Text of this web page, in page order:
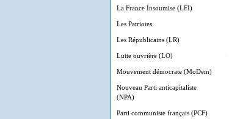
La France Insoumise (LFI)
Les Patriotes
Les Républicains (LR)
Lutte ouvrière (LO)
Mouvement démocrate (MoDem)
Nouveau Parti anticapitaliste
(NPA)
Parti communiste français (PCF)